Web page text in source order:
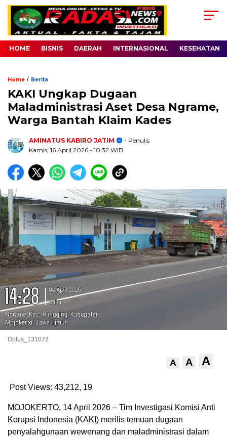
HOME BISNIS DAERAH INTERNASIONAL KESEHATAN
Home / Berita
KAKI Ungkap Dugaan
Maladministrasi Aset Desa Ngrame,
Warga Bantah Klaim Kades
AMINATUS KABIRO JATIM
- Penulis
Kamis, 16 April 2026 - 10:32 WIB
Oplus_131072
A A A
Post Views: 43,212, 19
MOJOKERTO, 14 April 2026 – Tim Investigasi Komisi Anti
Korupsi Indonesia (KAKI) merilis temuan dugaan
penyalahgunaan wewenang dan maladministrasi dalam